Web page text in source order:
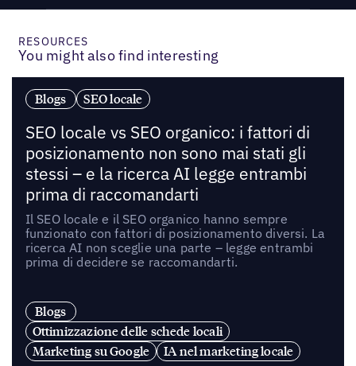
RESOURCES
You might also find interesting
Blogs SEO locale
SEO locale vs SEO organico: i fattori di
posizionamento non sono mai stati gli
stessi – e la ricerca AI legge entrambi
prima di raccomandarti
Il SEO locale e il SEO organico hanno sempre
funzionato con fattori di posizionamento diversi. La
ricerca AI non sceglie una parte – legge entrambi
prima di decidere se raccomandarti.
Blogs
Ottimizzazione delle schede locali
Marketing su Google
IA nel marketing locale